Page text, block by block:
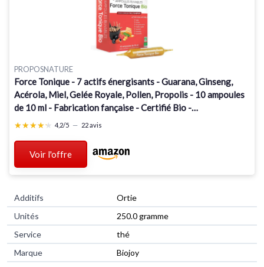
PROPOSNATURE
Force Tonique - 7 actifs énergisants - Guarana, Ginseng,
Acérola, Miel, Gelée Royale, Pollen, Propolis - 10 ampoules
de 10 ml - Fabrication fançaise - Certifié Bio -
PROPOS'NATURE
★★★★★
★★★★★ 4,2/5 — 22 avis
Voir l'offre
Additifs
‎Ortie
Unités
‎250.0 gramme
Service
‎thé
Marque
‎Biojoy